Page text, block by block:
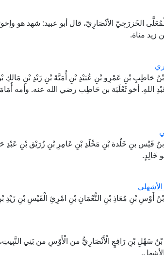
الخَزرَجِيّ الأنْصَارِيّ، قال أبو عبيد: شهد هو
زيد مناة.
بْنُ حَاطِبِ بْنِ عَمْرِو بْنِ عُبَيْدِ بْنِ أُمَيَّةَ بْنِ زَيْدِ بْنِ
اللهِ. أخو ثَعْلَبَة بن حَاطِب رضي الله عنه. وأمه
بنُ قَيْس بنِ خَلْدة بْنِ مَخْلَدِ بْنِ عَامِرِ بْنِ زُرَيْق بْنِ
خَالِدٍ.
أَوْسِ بْنِ مُعَاذِ بْنِ النُّعْمَانِ بْنِ امْرِئِ الْقَيْسِ بْنِ زَيْدِ
بْنُ سَهْلِ بْنِ رَافِعٍ الْأَنْصَارِيُّ من الْأَوْسِ من بَنِي